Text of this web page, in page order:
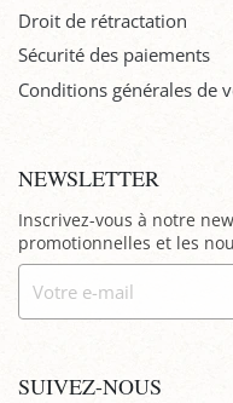
Droit de rétractation
Sécurité des paiements
Conditions générales de
NEWSLETTER
Inscrivez-vous à notre
promotionnelles et les
SUIVEZ-NOUS